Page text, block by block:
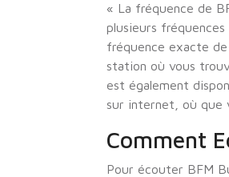
« La fréquence de
plusieurs
fréquence exacte
station où vous
est également
sur internet, où que
Comment
Pour écouter BFM